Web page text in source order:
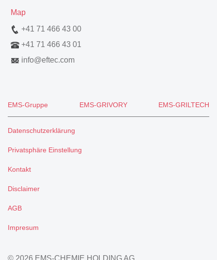
Map
+41 71 466 43 00
+41 71 466 43 01
info@eftec.com
EMS-Gruppe EMS-GRIVORY EMS-GRILTECH
Datenschutzerklärung
Privatsphäre Einstellung
Kontakt
Disclaimer
AGB
Impresum
© 2026 EMS-CHEMIE HOLDING AG